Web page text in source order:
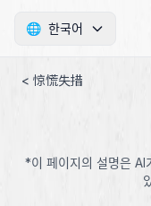
🌐 한국어
< 惊慌失措
*이 페이지의 설명은 AI